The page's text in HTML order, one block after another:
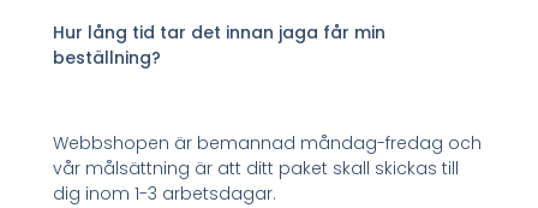
Hur lång tid tar det innan jaga får min
beställning?
Webbshopen är bemannad måndag-fredag och
vår målsättning är att ditt paket skall skickas till
dig inom 1-3 arbetsdagar.